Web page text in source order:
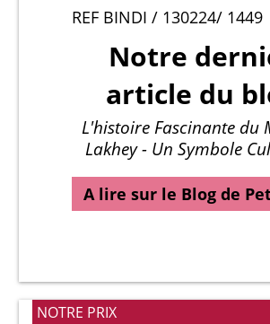
REF BINDI / 130224/ 1449
Notre
article du
L'histoire Fascinante du
Lakhey - Un Symbole
A lire sur le Blog de
NOTRE PRIX